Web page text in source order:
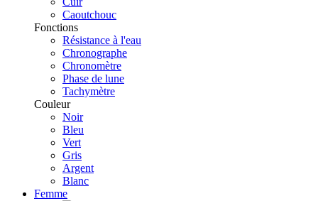
Caoutchouc
Fonctions
Résistance à l'eau
Chronographe
Chronomètre
Phase de lune
Tachymètre
Couleur
Noir
Bleu
Vert
Gris
Argent
Blanc
Femme